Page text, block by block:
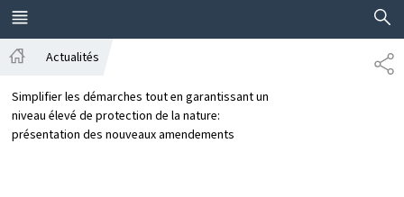
MENU
PRINCIPAL
Actualités
Simplifier les démarches tout en garantissant un
niveau élevé de protection de la nature:
présentation des nouveaux amendements